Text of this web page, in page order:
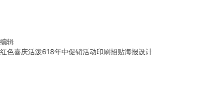
编辑
红色喜庆活泼618年中促销活动印刷招贴海报设计